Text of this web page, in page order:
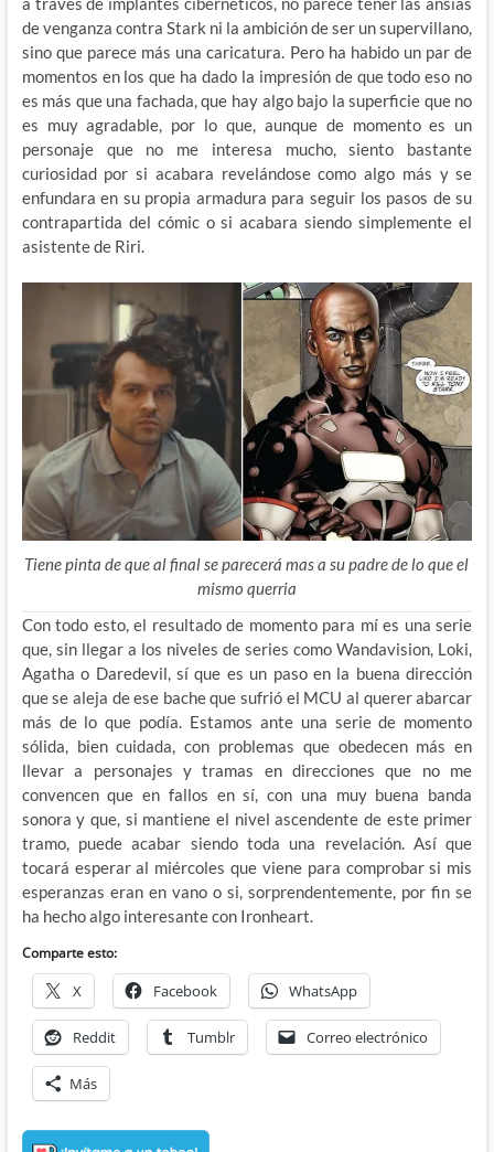
de venganza contra Stark ni la ambición de ser un supervillano,
sino que parece más una caricatura. Pero ha habido un par de
momentos en los que ha dado la impresión de que todo eso no
es más que una fachada, que hay algo bajo la superficie que no
es muy agradable, por lo que, aunque de momento es un
personaje que no me interesa mucho, siento bastante
curiosidad por si acabara revelándose como algo más y se
enfundara en su propia armadura para seguir los pasos de su
contrapartida del cómic o si acabara siendo simplemente el
asistente de Riri.
Tiene pinta de que al final se parecerá mas a su padre de lo que el
mismo querria
Con todo esto, el resultado de momento para mí es una serie
que, sin llegar a los niveles de series como Wandavision, Loki,
Agatha o Daredevil, sí que es un paso en la buena dirección
que se aleja de ese bache que sufrió el MCU al querer abarcar
más de lo que podía. Estamos ante una serie de momento
sólida, bien cuidada, con problemas que obedecen más en
llevar a personajes y tramas en direcciones que no me
convencen que en fallos en sí, con una muy buena banda
sonora y que, si mantiene el nivel ascendente de este primer
tramo, puede acabar siendo toda una revelación. Así que
tocará esperar al miércoles que viene para comprobar si mis
esperanzas eran en vano o si, sorprendentemente, por fin se
ha hecho algo interesante con Ironheart.
Comparte esto:
X Facebook WhatsApp
Reddit Tumblr Correo electrónico
Más